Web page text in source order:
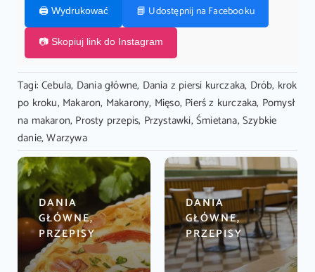
🖨️ Wydrukować 📘 Udostępnij na Facebooku
📷 Skopiuj link do Instagram
Tagi:Cebula, Dania główne, Dania z piersi kurczaka, Drób, krok
po kroku, Makaron, Makarony, Mięso, Pierś z kurczaka, Pomysł
na makaron, Prosty przepis, Przystawki,Śmietana,Szybkie
danie,Warzywa
DANIA
GŁÓWNE,
PRZEPISY
DANIA
GŁÓWNE,
PRZEPISY